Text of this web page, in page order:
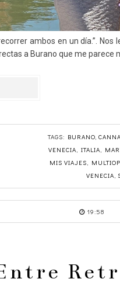
ambos en un día.”. Nos
a Burano que me parece
TAGS: BURANO,
VENECIA, ITALIA,
MIS VIAJES,
VENECIA,
19:58